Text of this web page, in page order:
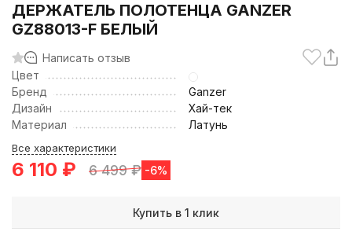
ДЕРЖАТЕЛЬ ПОЛОТЕНЦА GANZER
GZ88013-F БЕЛЫЙ
Написать отзыв
Цвет
Бренд
Ganzer
Дизайн
Хай-тек
Материал
Латунь
Все характеристики
6 110 ₽ 6 499₽ -6%
Купить в 1 клик